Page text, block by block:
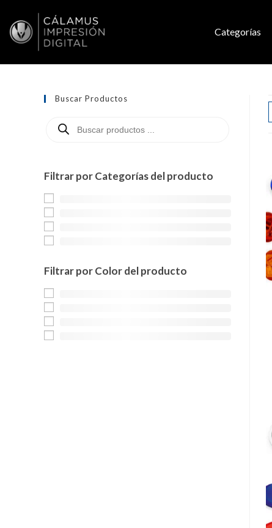
Categorías
Buscar Productos
Filtrar por Categorías del producto
Filtrar por Color del producto